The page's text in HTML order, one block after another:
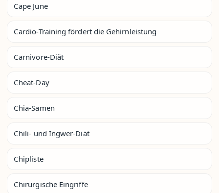
Cape June
Cardio-Training fördert die Gehirnleistung
Carnivore-Diät
Cheat-Day
Chia-Samen
Chili- und Ingwer-Diät
Chipliste
Chirurgische Eingriffe